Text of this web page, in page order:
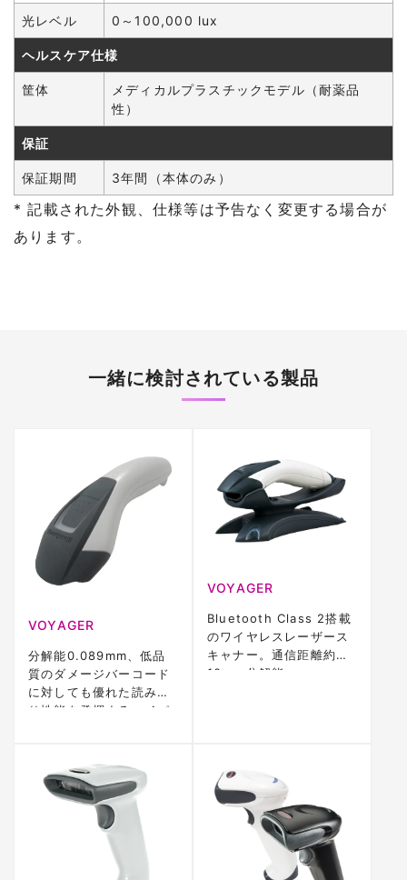
光レベル 0～100,000 lux
ヘルスケア仕様
筐体
メディカルプラスチックモデル（耐薬品
性）
保証
保証期間 3年間（本体のみ）
* 記載された外観、仕様等は予告なく変更する場合が
あります。
一緒に検討されている製品
VOYAGER
分解能0.089mm、低品
質のダメージバーコード
に対しても優れた読み取
り性能を発揮するハイパ
VOYAGER
Bluetooth Class 2搭載
のワイヤレスレーザース
キャナー。通信距離約
10m、分解能